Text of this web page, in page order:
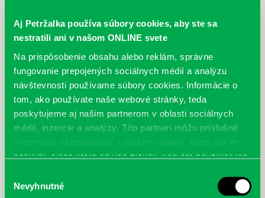
Aj Petržalka používa súbory cookies, aby ste sa
nestratili ani v našom ONLINE svete
Na prispôsobenie obsahu alebo reklám, správne
fungovanie prepojených sociálnych médií a analýzu
návštevnosti používame súbory cookies. Informácie o
tom, ako používate naše webové stránky, teda
poskytujeme aj našim partnerom v oblasti sociálnych
médií, inzercie a analýzy. Títo partneri môžu príslušné
informácie skombinovať s ďalšími údajmi, ktoré ste im
poskytli, alebo ktoré od vás získali, keď ste používali ich
súhlasu
Nevyhnutné